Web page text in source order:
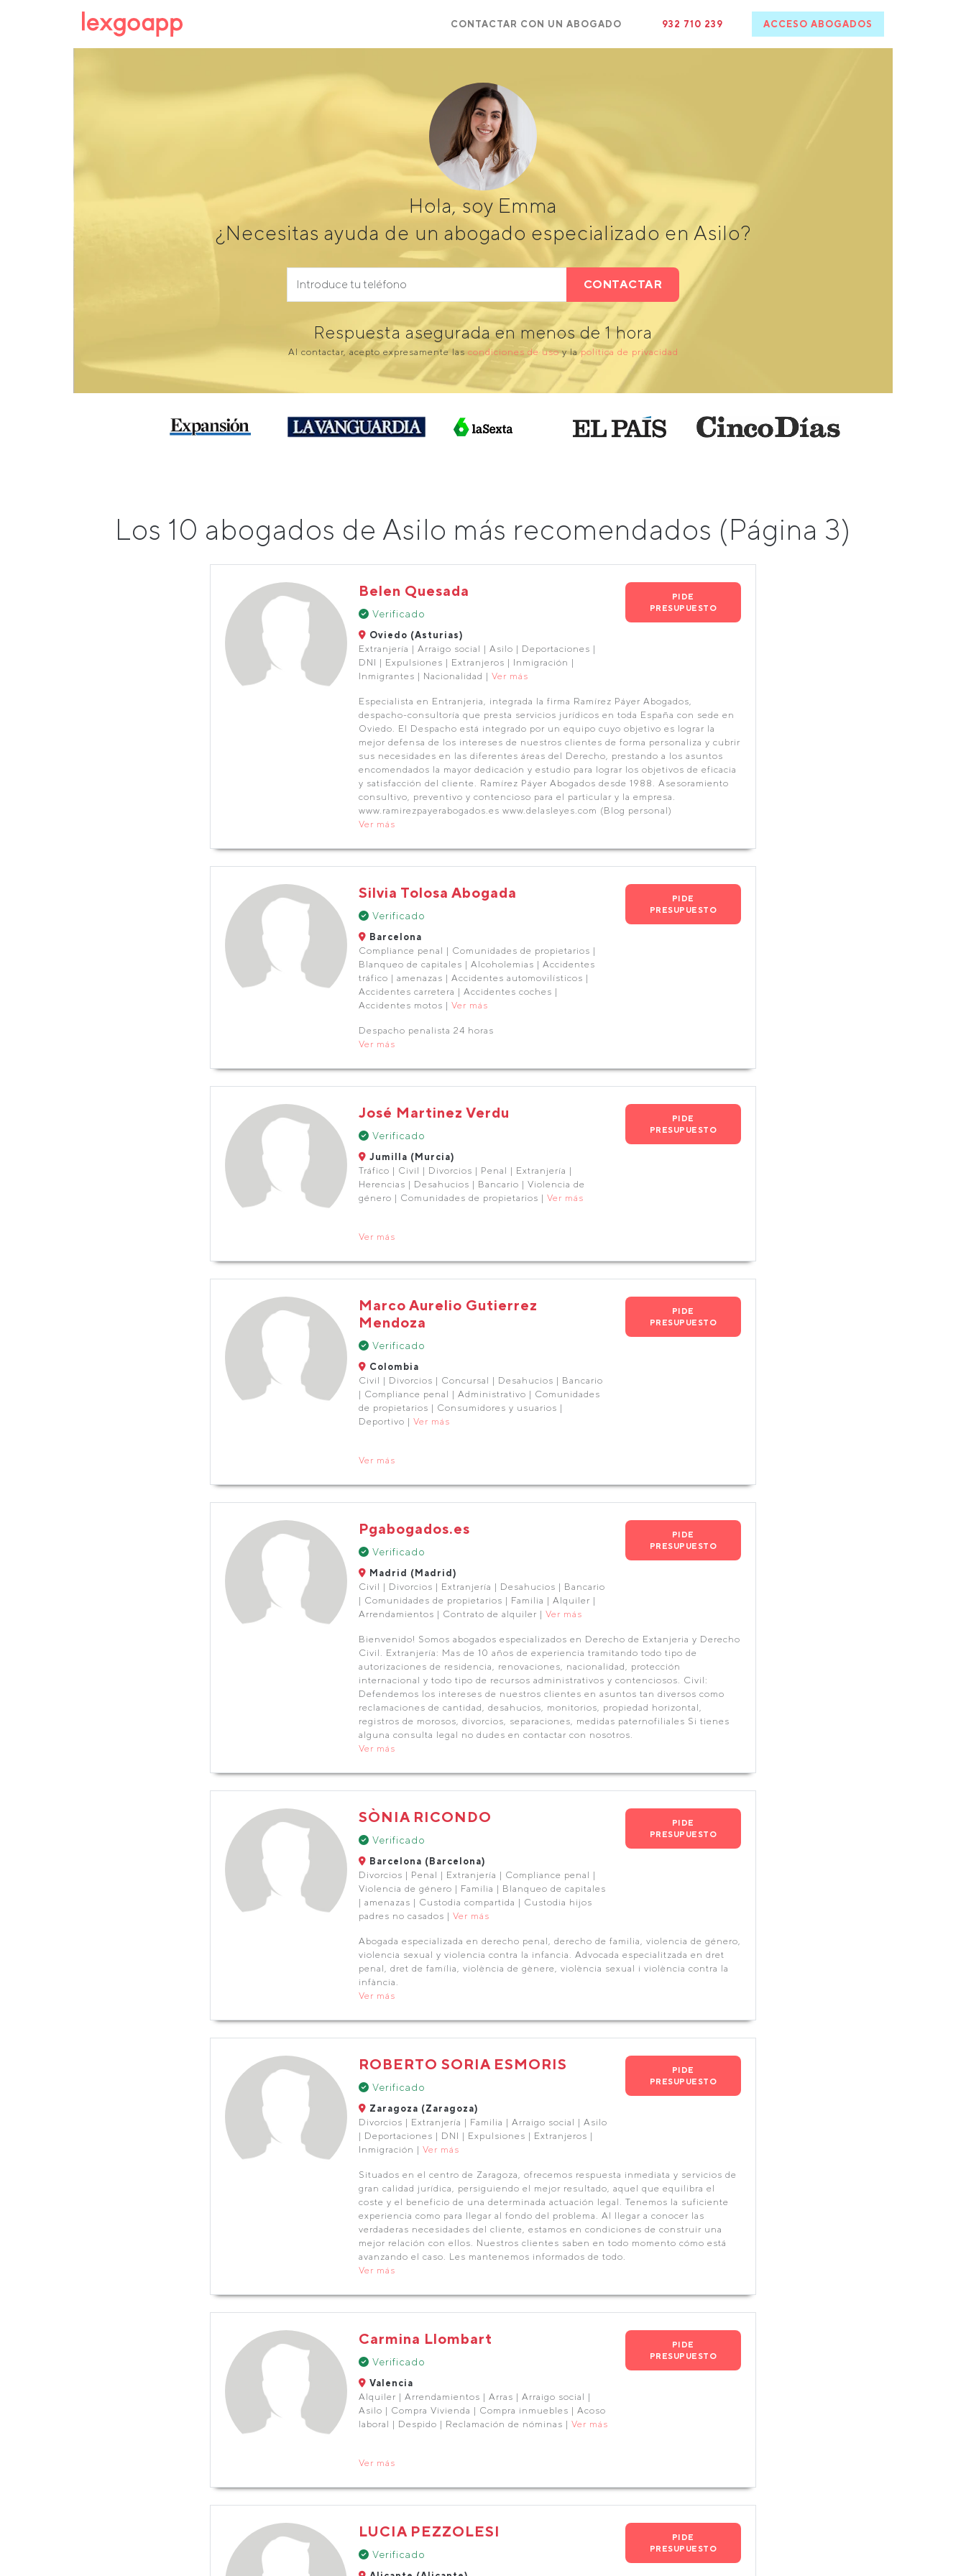
CONTACTAR CON UN ABOGADO 932 710 239 ACCESO ABOGADOS
Hola, soy Emma
¿Necesitas ayuda de un abogado especializado en Asilo?
CONTACTAR
Respuesta asegurada en menos de 1 hora
Al contactar, acepto expresamente las condiciones de usoy lapolítica de privacidad
Los 10 abogados de Asilo más recomendados (Página 3)
Belen Quesada
Verificado
Oviedo (Asturias)
Extranjería | Arraigo social | Asilo | Deportaciones |
DNI | Expulsiones | Extranjeros | Inmigración |
Inmigrantes | Nacionalidad | Ver más
PIDE
PRESUPUESTO
Especialista en Entranjeria, integrada la firma Ramírez Páyer Abogados,
despacho-consultoría que presta servicios jurídicos en toda España con sede en
Oviedo. El Despacho está integrado por un equipo cuyo objetivo es lograr la
mejor defensa de los intereses de nuestros clientes de forma personaliza y cubrir
sus necesidades en las diferentes áreas del Derecho, prestando a los asuntos
encomendados la mayor dedicación y estudio para lograr los objetivos de eficacia
y satisfacción del cliente. Ramírez Páyer Abogados desde 1988. Asesoramiento
consultivo, preventivo y contencioso para el particular y la empresa.
www.ramirezpayerabogados.es www.delasleyes.com (Blog personal)
Ver más
Silvia Tolosa Abogada
Verificado
Barcelona
Compliance penal | Comunidades de propietarios |
Blanqueo de capitales | Alcoholemias | Accidentes
tráfico | amenazas | Accidentes automovilísticos |
Accidentes carretera | Accidentes coches |
Accidentes motos | Ver más
PIDE
PRESUPUESTO
Despacho penalista 24 horas
Ver más
José Martinez Verdu
Verificado
Jumilla (Murcia)
Tráfico | Civil | Divorcios | Penal | Extranjería |
Herencias | Desahucios | Bancario | Violencia de
género | Comunidades de propietarios | Ver más
PIDE
PRESUPUESTO
Ver más
Marco Aurelio Gutierrez
Mendoza
Verificado
Colombia
Civil | Divorcios | Concursal | Desahucios | Bancario
| Compliance penal | Administrativo | Comunidades
de propietarios | Consumidores y usuarios |
Deportivo | Ver más
PIDE
PRESUPUESTO
Ver más
Pgabogados.es
Verificado
Madrid (Madrid)
Civil | Divorcios | Extranjería | Desahucios | Bancario
| Comunidades de propietarios | Familia | Alquiler |
Arrendamientos | Contrato de alquiler | Ver más
PIDE
PRESUPUESTO
Bienvenido! Somos abogados especializados en Derecho de Extanjeria y Derecho
Civil. Extranjería: Mas de 10 años de experiencia tramitando todo tipo de
autorizaciones de residencia, renovaciones, nacionalidad, protección
internacional y todo tipo de recursos administrativos y contenciosos. Civil:
Defendemos los intereses de nuestros clientes en asuntos tan diversos como
reclamaciones de cantidad, desahucios, monitorios, propiedad horizontal,
registros de morosos, divorcios, separaciones, medidas paternofiliales Si tienes
alguna consulta legal no dudes en contactar con nosotros.
Ver más
SÒNIA RICONDO
Verificado
Barcelona (Barcelona)
Divorcios | Penal | Extranjería | Compliance penal |
Violencia de género | Familia | Blanqueo de capitales
| amenazas | Custodia compartida | Custodia hijos
padres no casados | Ver más
PIDE
PRESUPUESTO
Abogada especializada en derecho penal, derecho de familia, violencia de género,
violencia sexual y violencia contra la infancia. Advocada especialitzada en dret
penal, dret de família, violència de gènere, violència sexual i violència contra la
infància.
Ver más
ROBERTO SORIA ESMORIS
Verificado
Zaragoza (Zaragoza)
Divorcios | Extranjería | Familia | Arraigo social | Asilo
| Deportaciones | DNI | Expulsiones | Extranjeros |
Inmigración | Ver más
PIDE
PRESUPUESTO
Situados en el centro de Zaragoza, ofrecemos respuesta inmediata y servicios de
gran calidad jurídica, persiguiendo el mejor resultado, aquel que equilibra el
coste y el beneficio de una determinada actuación legal. Tenemos la suficiente
experiencia como para llegar al fondo del problema. Al llegar a conocer las
verdaderas necesidades del cliente, estamos en condiciones de construir una
mejor relación con ellos. Nuestros clientes saben en todo momento cómo está
avanzando el caso. Les mantenemos informados de todo.
Ver más
Carmina Llombart
Verificado
Valencia
Alquiler | Arrendamientos | Arras | Arraigo social |
Asilo | Compra Vivienda | Compra inmuebles | Acoso
laboral | Despido | Reclamación de nóminas | Ver más
PIDE
PRESUPUESTO
Ver más
LUCIA PEZZOLESI
Verificado
PIDE
PRESUPUESTO